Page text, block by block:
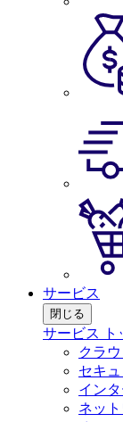
サービス
閉じる
サービス ト
クラ
セキ
イン
ネッ